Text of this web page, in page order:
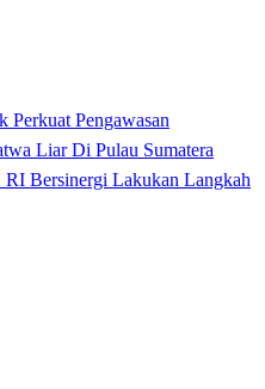
Perkuat Pengawasan
Liar Di Pulau Sumatera
Bersinergi Lakukan Langkah